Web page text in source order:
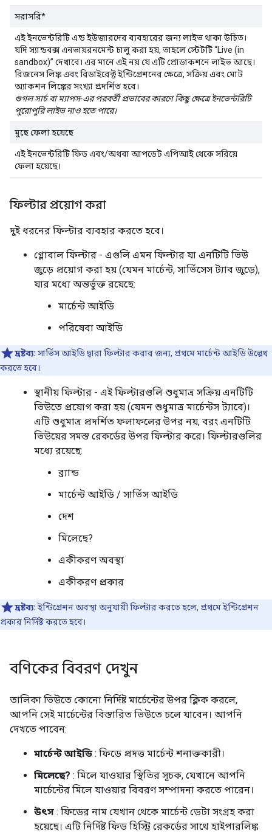
সরাসরি*
এই ইনভেন্টরিটি এন্ড ইউজারদের ব্যবহারের জন্য লাইভ থাকা উচিত।
যদি স্যান্ডবক্স এনভায়রনমেন্ট চালু করা হয়, তাহলে স্টেটটি “Live (in
sandbox)” দেখাবে। এর মানে এই নয় যে এটি প্রোডাকশনে লাইভ আছে।
বিজনেস লিঙ্ক এবং রিডাইরেক্ট ইন্টিগ্রেশনের ক্ষেত্রে, সক্রিয় এবং মোট
অ্যাকশন লিঙ্কের সংখ্যা প্রদর্শিত হবে।
গুগল সার্চ বা ম্যাপস-এর পরবর্তী প্রভাবের কারণে কিছু ক্ষেত্রে ইনভেন্টরিটি
পুরোপুরি লাইভ নাও হতে পারে।
মুছে ফেলা হয়েছে
এই ইনভেন্টরিটি ফিড এবং/অথবা আপডেট এপিআই থেকে সরিয়ে
ফেলা হয়েছে।
ফিল্টার প্রয়োগ করা
দুই ধরনের ফিল্টার ব্যবহার করতে হবে।
গ্লোবাল ফিল্টার - এগুলি এমন ফিল্টার যা এনটিটি ভিউ
জুড়ে প্রয়োগ করা হয় (যেমন মার্চেন্ট, সার্ভিসেস ট্যাব জুড়ে),
যার মধ্যে অন্তর্ভুক্ত রয়েছে:
মার্চেন্ট আইডি
পরিষেবা আইডি
দ্রষ্টব্য: সার্ভিস আইডি দ্বারা ফিল্টার করার জন্য, প্রথমে মার্চেন্ট আইডি উল্লেখ
করতে হবে।
স্থানীয় ফিল্টার - এই ফিল্টারগুলি শুধুমাত্র সক্রিয় এনটিটি
ভিউতে প্রয়োগ করা হয় (যেমন শুধুমাত্র মার্চেন্টস ট্যাবে)।
এটি শুধুমাত্র প্রদর্শিত ফলাফলের উপর নয়, বরং এনটিটি
ভিউয়ের সমস্ত রেকর্ডের উপর ফিল্টার করে। ফিল্টারগুলির
মধ্যে রয়েছে:
ব্র্যান্ড
মার্চেন্ট আইডি / সার্ভিস আইডি
দেশ
মিলেছে?
একীকরণ অবস্থা
একীকরণ প্রকার
দ্রষ্টব্য: ইন্টিগ্রেশন অবস্থা অনুযায়ী ফিল্টার করতে হলে, প্রথমে ইন্টিগ্রেশন
প্রকার নির্দিষ্ট করতে হবে।
বণিকের বিবরণ দেখুন
তালিকা ভিউতে কোনো নির্দিষ্ট মার্চেন্টের উপর ক্লিক করলে,
আপনি সেই মার্চেন্টের বিস্তারিত ভিউতে চলে যাবেন। আপনি
দেখতে পাবেন:
মার্চেন্ট আইডি : ফিডে প্রদত্ত মার্চেন্ট শনাক্তকারী।
মিলেছে? : মিলে যাওয়ার স্থিতির সূচক, যেখানে আপনি
মার্চেন্টের মিলে যাওয়ার বিবরণ সম্পাদনা করতে পারেন।
উৎস : ফিডের নাম যেখান থেকে মার্চেন্ট ডেটা সংগ্রহ করা
হয়েছে। এটি নির্দিষ্ট ফিড হিস্ট্রি রেকর্ডের সাথে হাইপারলিঙ্ক